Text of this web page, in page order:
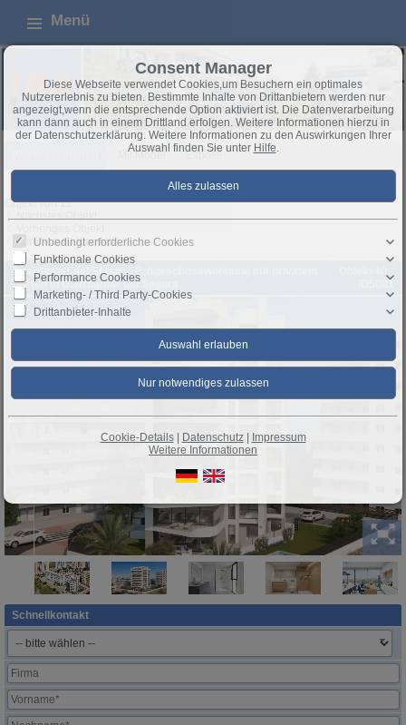
Menü
Mit Möbel Exposé
Objekt von 12
Nächstes Objekt
Zurück zur Übersicht
Guardamar del Segura: Erdgeschosswohnung mit privatem
Garten in Guardamar del Segura
ID5081
Schnellkontakt
Consent Manager
Diese Webseite verwendet Cookies,um Besuchern ein optimales
Nutzererlebnis zu bieten. Bestimmte Inhalte von Drittanbietern werden nur
angezeigt,wenn die entsprechende Option aktiviert ist. Die Datenverarbeitung
kann dann auch in einem Drittland erfolgen. Weitere Informationen hierzu in
der Datenschutzerklärung. Weitere Informationen zu den Auswirkungen Ihrer
Auswahl finden Sie unter Hilfe.
Unbedingt erforderliche Cookies
Funktionale Cookies
Performance Cookies
Marketing- / Third Party-Cookies
Drittanbieter-Inhalte
Cookie-Details| Datenschutz|
Impressum
Weitere Informationen